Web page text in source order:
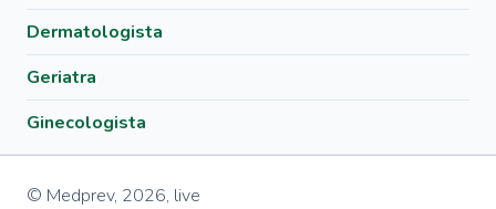
Dermatologista
Geriatra
Ginecologista
© Medprev, 2026, live